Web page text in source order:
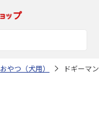
おやつ（犬用） ドギーマ